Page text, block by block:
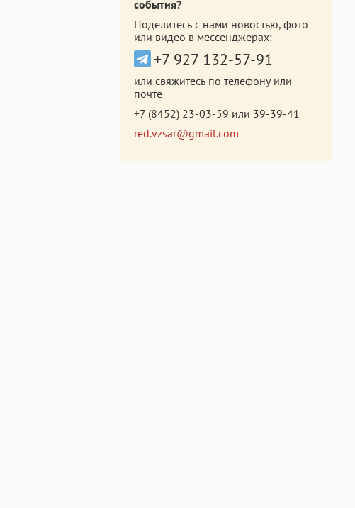
события?
Поделитесь с нами новостью, фото
или видео в мессенджерах:
+7 927 132-57-91
или свяжитесь по телефону или
почте
+7 (8452) 23-03-59 или 39-39-41
red.vzsar@gmail.com